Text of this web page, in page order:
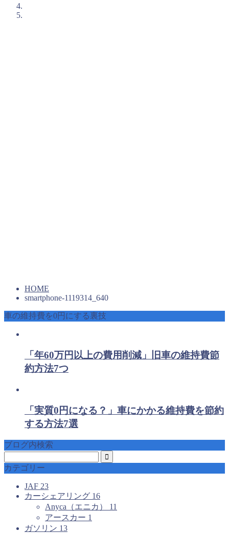
HOME
smartphone-1119314_640
車の維持費を0円にする裏技
「年60万円以上の費用削減」旧車の維持費節
約方法7つ
「実質0円になる？」車にかかる維持費を節約
する方法7選
ブログ内検索
カテゴリー
JAF 23
カーシェアリング 16
Anyca（エニカ） 11
アースカー 1
ガソリン 13